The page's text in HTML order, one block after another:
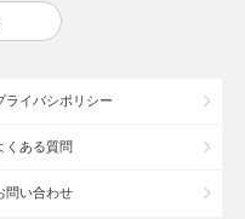
広島県
ライバシポリシー
くある質問
問い合わせ